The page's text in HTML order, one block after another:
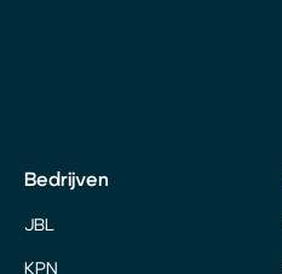
Bedrijven
JBL
KPN